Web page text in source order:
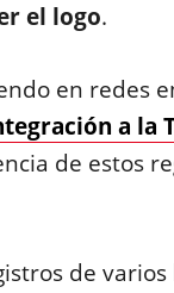
el logo.
en redes
a la
de estos
de